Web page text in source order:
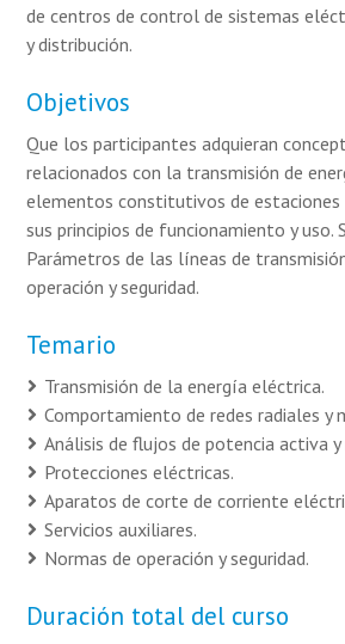
de centros de control de sistemas
y distribución.
Objetivos
Que los participantes adquieran
relacionados con la transmisión de
elementos constitutivos de
sus principios de funcionamiento y uso.
Parámetros de las líneas de
operación y seguridad.
Temario
Transmisión de la energía eléctrica.
Comportamiento de redes radiales y
Análisis de flujos de potencia activa y
Protecciones eléctricas.
Aparatos de corte de corriente
Servicios auxiliares.
Normas de operación y seguridad.
Duración total del curso